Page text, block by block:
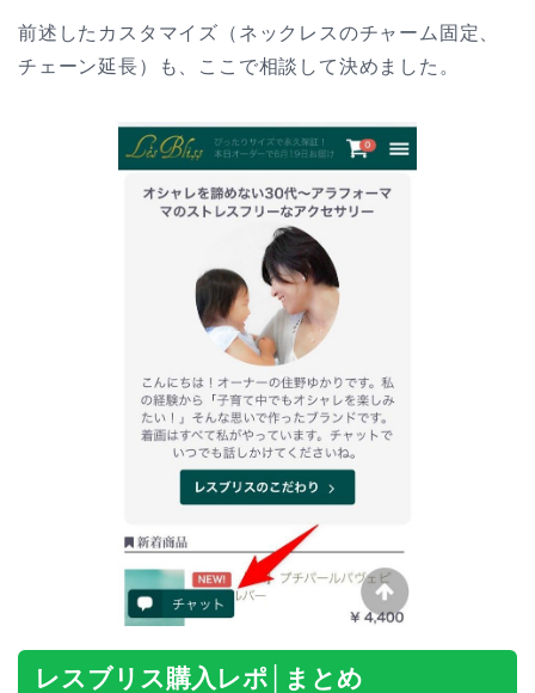
前述したカスタマイズ（ネックレスのチャーム固定、
チェーン延長）も、ここで相談して決めました。
レスブリス購入レポ│まとめ